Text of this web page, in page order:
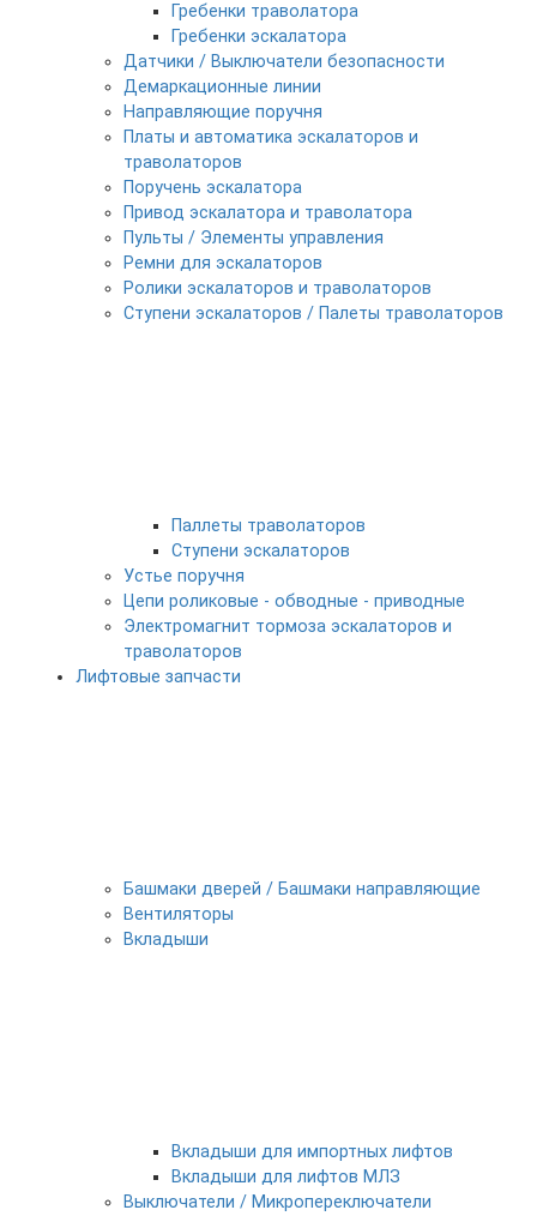
Гребенки траволатора
Гребенки эскалатора
Датчики / Выключатели безопасности
Демаркационные линии
Направляющие поручня
Платы и автоматика эскалаторов и
траволаторов
Поручень эскалатора
Привод эскалатора и траволатора
Пульты / Элементы управления
Ремни для эскалаторов
Ролики эскалаторов и траволаторов
Ступени эскалаторов / Палеты траволаторов
Паллеты траволаторов
Ступени эскалаторов
Устье поручня
Цепи роликовые - обводные - приводные
Электромагнит тормоза эскалаторов и
траволаторов
Лифтовые запчасти
Башмаки дверей / Башмаки направляющие
Вентиляторы
Вкладыши
Вкладыши для импортных лифтов
Вкладыши для лифтов МЛЗ
Выключатели / Микропереключатели